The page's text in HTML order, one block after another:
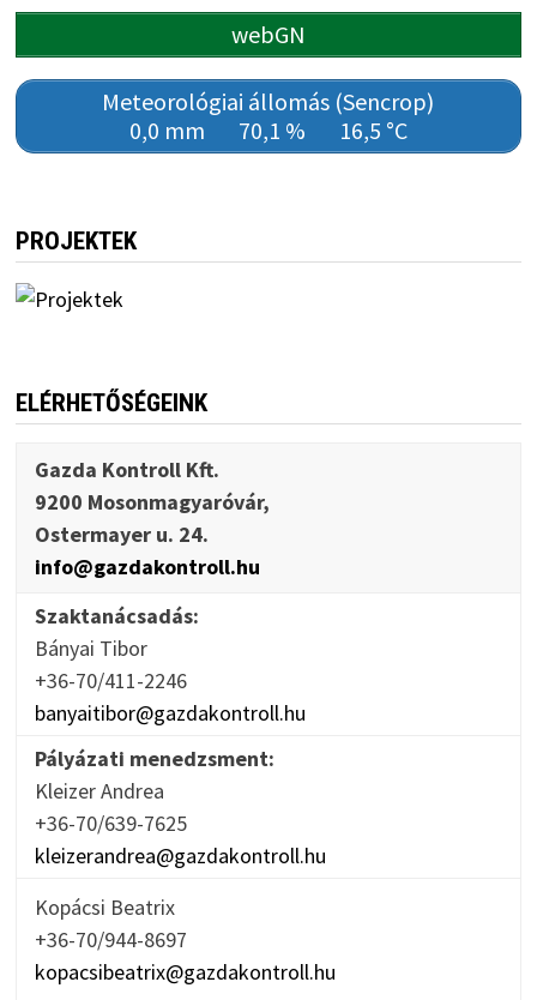
webGN
Meteorológiai állomás (Sencrop)
0,0 mm
70,1 % 16,5 °C
PROJEKTEK
ELÉRHETŐSÉGEINK
Gazda Kontroll Kft.
9200 Mosonmagyaróvár,
Ostermayer u. 24.
info@gazdakontroll.hu
Szaktanácsadás:
Bányai Tibor
+36-70/411-2246
banyaitibor@gazdakontroll.hu
Pályázati menedzsment:
Kleizer Andrea
+36-70/639-7625
kleizerandrea@gazdakontroll.hu
Kopácsi Beatrix
+36-70/944-8697
kopacsibeatrix@gazdakontroll.hu